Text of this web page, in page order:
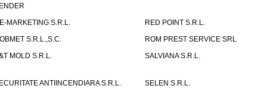
MARKETING S.R.L.
RED POINT S.R.L.
S.R.L.,S.C.
ROM PREST SERVICE SRL
MOLD S.R.L.
SALVIANA S.R.L.
ANTIINCENDIARA S.R.L.
SELEN S.R.L.